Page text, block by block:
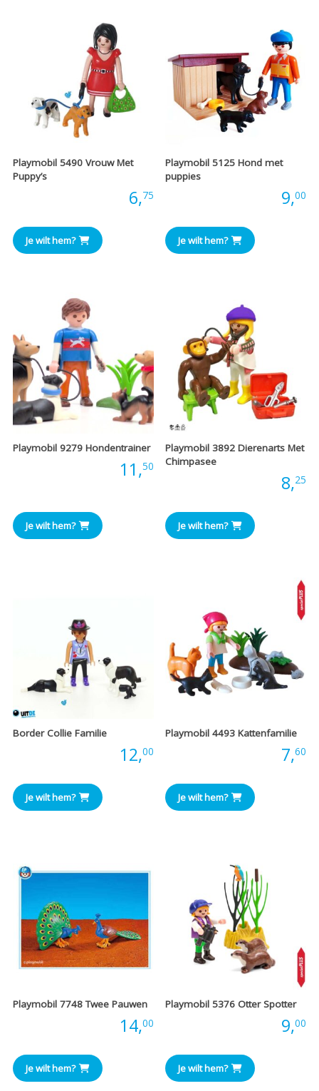
Playmobil 5490 Vrouw Met
Puppy’s
6,75
Je wilt hem?
Playmobil 5125 Hond met
puppies
9,00
Je wilt hem?
Playmobil 9279 Hondentrainer
11,50
Je wilt hem?
Playmobil 3892 Dierenarts Met
Chimpasee
8,25
Je wilt hem?
Border Collie Familie
12,00
Je wilt hem?
Playmobil 4493 Kattenfamilie
7,60
Je wilt hem?
Playmobil 7748 Twee Pauwen
14,00
Je wilt hem?
Playmobil 5376 Otter Spotter
9,00
Je wilt hem?